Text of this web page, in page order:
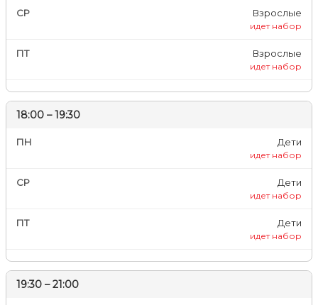
СР Взрослые
идет набор
ПТ Взрослые
идет набор
18:00 – 19:30
ПН Дети
идет набор
СР Дети
идет набор
ПТ Дети
идет набор
19:30 – 21:00